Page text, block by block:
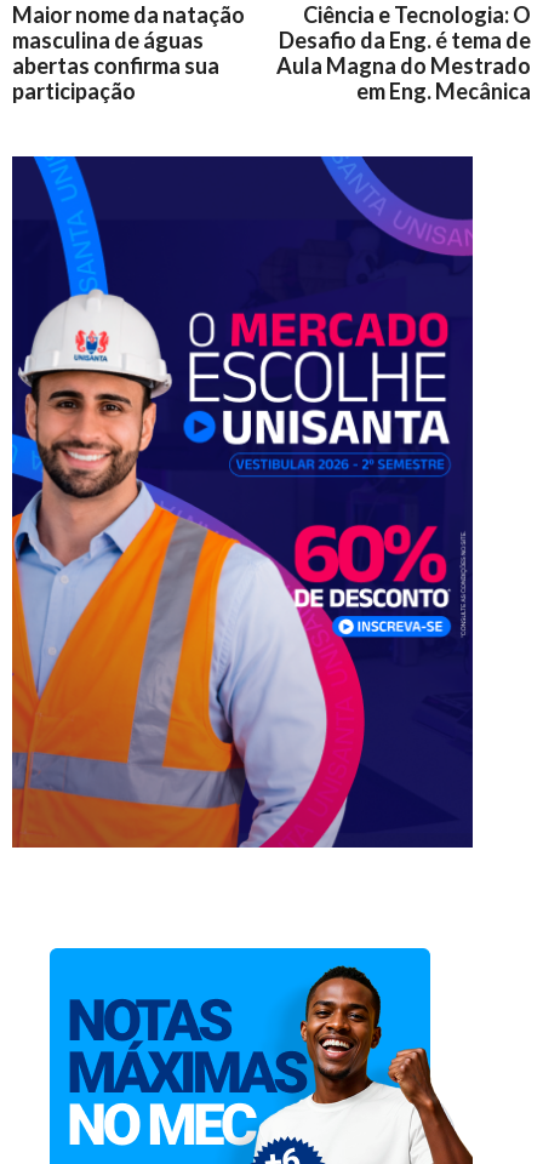
Maior nome da natação
masculina de águas
abertas confirma sua
participação
Ciência e Tecnologia: O
Desafio da Eng. é tema de
Aula Magna do Mestrado
em Eng. Mecânica